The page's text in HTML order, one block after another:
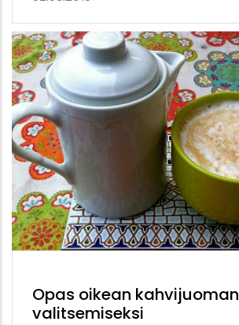
Opas oikean kahvijuoman
valitsemiseksi